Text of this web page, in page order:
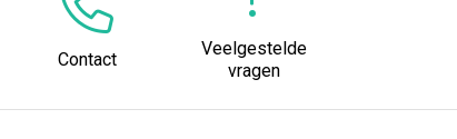
Contact
Veelgestelde
vragen